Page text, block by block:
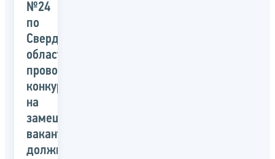
№24
по
Свердловской
области
проводит
конкурс
на
замещение
вакантных
должностей